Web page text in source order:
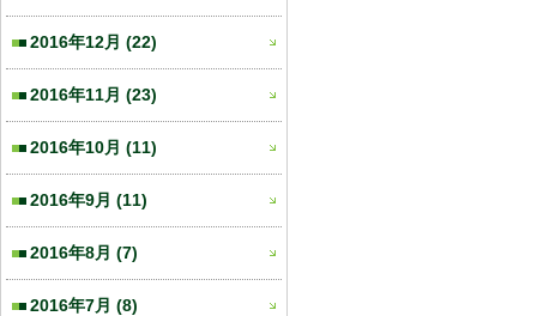
2016年12月 (22)
2016年11月 (23)
2016年10月 (11)
2016年9月 (11)
2016年8月 (7)
2016年7月 (8)